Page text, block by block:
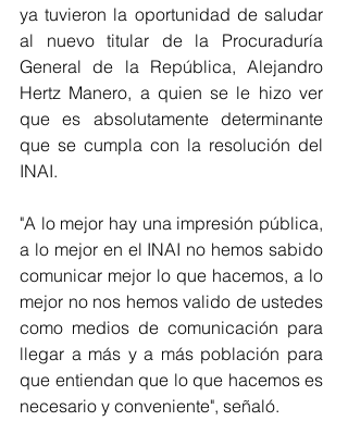
ya tuvieron la oportunidad de saludar
al nuevo titular de la Procuraduría
General de la República, Alejandro
Hertz Manero, a quien se le hizo ver
que es absolutamente determinante
que se cumpla con la resolución del
INAI.
"A lo mejor hay una impresión pública,
a lo mejor en el INAI no hemos sabido
comunicar mejor lo que hacemos, a lo
mejor no nos hemos valido de ustedes
como medios de comunicación para
llegar a más y a más población para
que entiendan que lo que hacemos es
necesario y conveniente", señaló.